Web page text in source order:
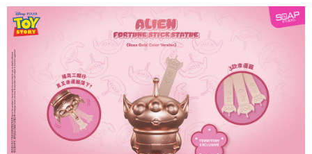
2.基於同意付款使用「大哥付你分期」之契約關係目的，商店將以您的個人
資料（包含姓名、電話或地址）提供予台灣大哥大進項蒐集、處理及利用，
由本公司與您本人進行分期帳單所需資料之確認、核對及更正。
3.完整用戶服務條款，請詳閱以下連結：https://oppay.tw/userRule
※ 交易是否成功請以「AFTEE先享後付 」之結帳頁面顯示為準，若有關於
是否繳費成功／繳費後需取消欲退款等相關疑問，請聯繫「AFTEE先享後付
客戶支援中心」
https://netprotections.freshdesk.com/support/home
１．透過由恩沛科技股份有限公司提供之「AFTEE先享後付」服務完成之交
易，需依本服務之必要範圍內提供個人資料，並將交易相關給付款項請求債
權轉讓予恩沛科技股份有限公司。
２．關於個人資料處理事宜，請瀏覽以下網址：
https://aftee.tw/terms/#terms3
３．未成年的使用者請事先徵得法定代理人或監護人之同意方可使用
「AFTEE先享後付」，若未經同意申辦者引起之損失，本公司不負相關責
宅配
每筆NT$120，滿NT$1,200(含以上)免運費
宅配-離島
每筆NT$300